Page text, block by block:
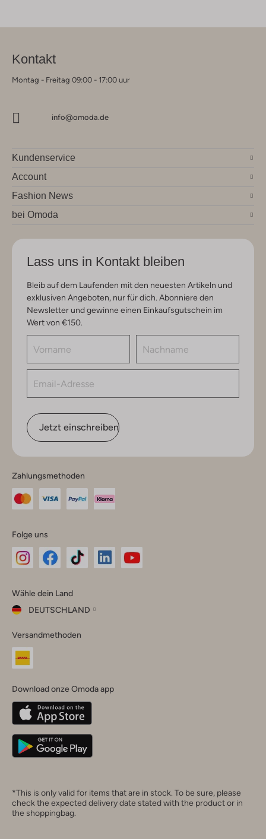
Kontakt
Montag - Freitag 09:00 - 17:00 uur
info@omoda.de
Kundenservice
Account
Fashion News
bei Omoda
Lass uns in Kontakt bleiben
Bleib auf dem Laufenden mit den neuesten Artikeln und
exklusiven Angeboten, nur für dich. Abonniere den
Newsletter und gewinne einen Einkaufsgutschein im
Wert von €150.
Jetzt einschreiben
Zahlungsmethoden
Folge uns
Instagram
Facebook
TikTok
Wähle dein Land
DEUTSCHLAND
dein
Land
Belgique(Français)
Deutschland
Versandmethoden
Download onze Omoda app
*This is only valid for items that are in stock. To be sure, please
check the expected delivery date stated with the product or in
the shoppingbag.